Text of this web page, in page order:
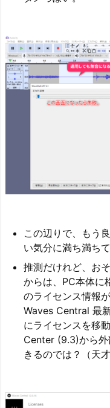
この辺りで、もう
い気分に満ち満ち
推測だけれど、お
からは、PC本体に
のライセンス情報
Waves Central 最
にライセンスを移
Center (9.3)から外
きるのでは？（天